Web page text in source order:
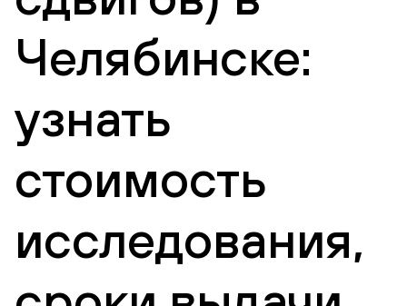
Челябинске:
узнать
стоимость
исследования,